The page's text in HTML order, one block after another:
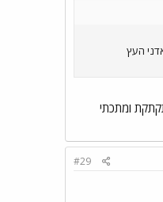
של אדני העץ
ומתכתי
#29